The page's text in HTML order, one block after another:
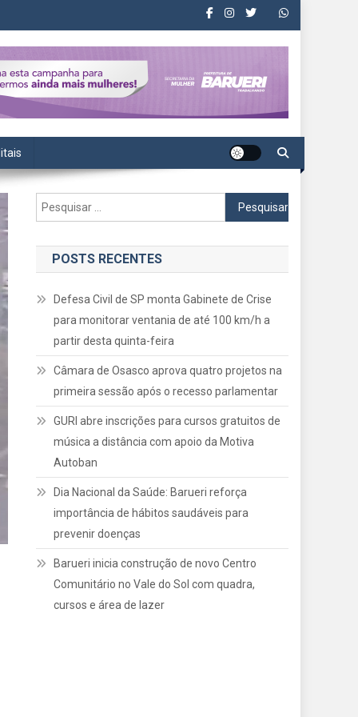
Pesquisar
por:
POSTS RECENTES
Defesa Civil de SP monta Gabinete de Crise
para monitorar ventania de até 100 km/h a
partir desta quinta-feira
Câmara de Osasco aprova quatro projetos na
primeira sessão após o recesso parlamentar
GURI abre inscrições para cursos gratuitos de
música a distância com apoio da Motiva
Autoban
Dia Nacional da Saúde: Barueri reforça
importância de hábitos saudáveis para
prevenir doenças
Barueri inicia construção de novo Centro
Comunitário no Vale do Sol com quadra,
cursos e área de lazer